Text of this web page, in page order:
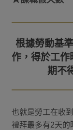
根據勞動基
作，得於工
也就是勞工在收
禮拜最多有2天的